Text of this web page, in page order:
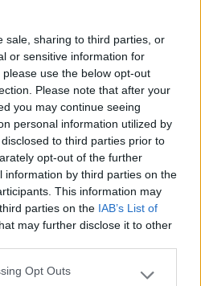
sale, sharing to third parties, or
or sensitive information for
use the below opt-out
Please note that after your
you may continue seeing
personal information utilized by
to third parties prior to
opt-out of the further
information by third parties on the
This information may
parties on the IAB’s List of
may further disclose it to other
app uses one or more Google
Opt Outs
passeggiata lungo lago e
dal camping si trova una
recinzione con possibilità
i cani. Anche le tariffe,
campeggi della zona, ci
Noi ci torneremo
Posizione Prezzo
Pulizia
03/06/2019 21:53